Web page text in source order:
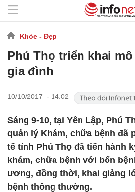
Khỏe - Đẹp
Phú Thọ triển khai
gia đình
10/10/2017 - 14:02
Sáng 9-10, tại Yên Lập, Phú
quản lý Khám, chữa bệnh đã
tế tỉnh Phú Thọ đã tiến hành
khám, chữa bệnh với bốn
ương, đồng thời, khai giảng
bệnh thông thường.